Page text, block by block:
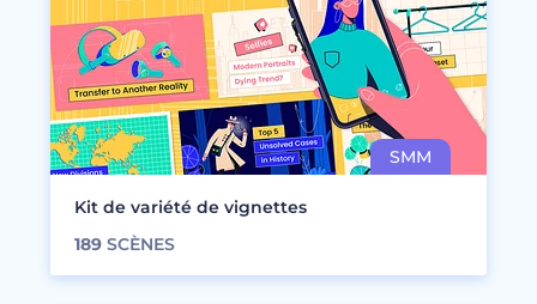
Kit de variété de vignettes
189 SCÈNES